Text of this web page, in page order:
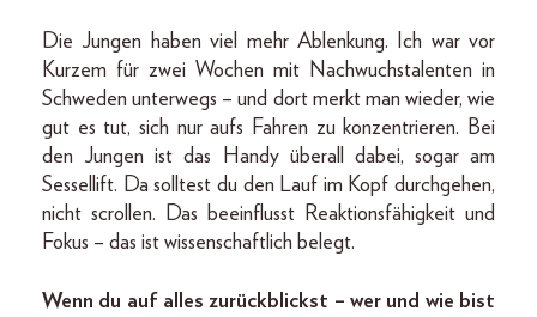
Die Jungen haben viel mehr Ablenkung. Ich war vor
Kurzem für zwei Wochen mit Nachwuchstalenten in
Schweden unterwegs – und dort merkt man wieder, wie
gut es tut, sich nur aufs Fahren zu konzentrieren. Bei
den Jungen ist das Handy überall dabei, sogar am
Sessellift. Da solltest du den Lauf im Kopf durchgehen,
nicht scrollen. Das beeinflusst Reaktionsfähigkeit und
Fokus – das ist wissenschaftlich belegt.
Wenn du auf alles zurückblickst – wer und wie bist